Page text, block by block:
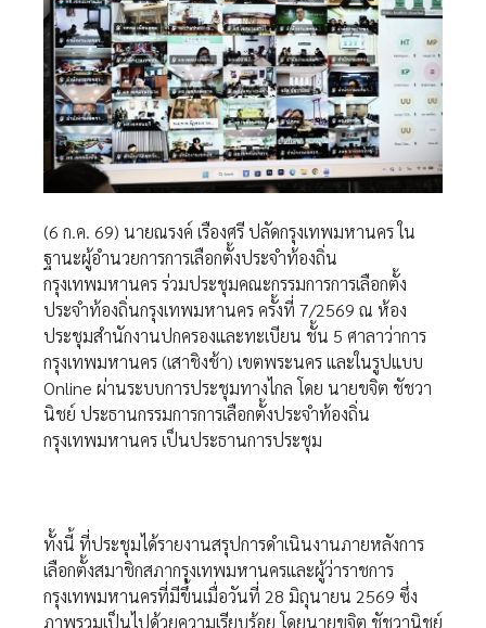
(6 ก.ค. 69) นายณรงค์ เรืองศรี ปลัดกรุงเทพมหานคร ใน
ฐานะผู้อำนวยการการเลือกตั้งประจำท้องถิ่น
กรุงเทพมหานคร ร่วมประชุมคณะกรรมการการเลือกตั้ง
ประจำท้องถิ่นกรุงเทพมหานคร ครั้งที่ 7/2569 ณ ห้อง
ประชุมสำนักงานปกครองและทะเบียน ชั้น 5 ศาลาว่าการ
กรุงเทพมหานคร (เสาชิงช้า) เขตพระนคร และในรูปแบบ
Online ผ่านระบบการประชุมทางไกล โดย นายขจิต ชัชวา
นิชย์ ประธานกรรมการการเลือกตั้งประจำท้องถิ่น
กรุงเทพมหานคร เป็นประธานการประชุม
ทั้งนี้ ที่ประชุมได้รายงานสรุปการดำเนินงานภายหลังการ
เลือกตั้งสมาชิกสภากรุงเทพมหานครและผู้ว่าราชการ
กรุงเทพมหานครที่มีขึ้นเมื่อวันที่ 28 มิถุนายน 2569 ซึ่ง
ภาพรวมเป็นไปด้วยความเรียบร้อย โดยนายขจิต ชัชวานิชย์